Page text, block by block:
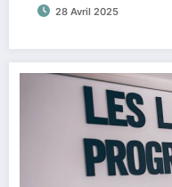
28 Avril 2025